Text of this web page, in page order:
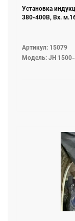
Установка
380-400В, Вх.
Артикул: 15079
Модель: JH